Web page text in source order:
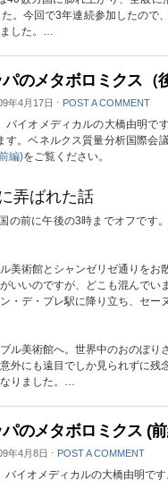
。今回で3年連続参加したので
した。…
のメタボロミクス（
年4月17日 ⋅ POST A COMMENT
バイオメディカルの大橋由明で
す。ベネルクス質量分析国際会
編)をご覧ください。
弄ばれた話
の前に午後の3時までオフです
美術館とシャンゼリゼ通りをお
いいのですが、どこも混んでい
・デ・プレ駅に降り立ち、セー
ル美術館へ。世界中のおのぼり
外にも遠目でしか見られずに残
りました。…
のメタボロミクス (
年4月8日 ⋅ POST A COMMENT
バイオメディカルの大橋由明です